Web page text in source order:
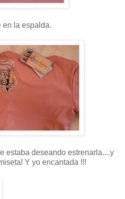
en la espalda.
estaba deseando estrenarla....y
Y yo encantada !!!